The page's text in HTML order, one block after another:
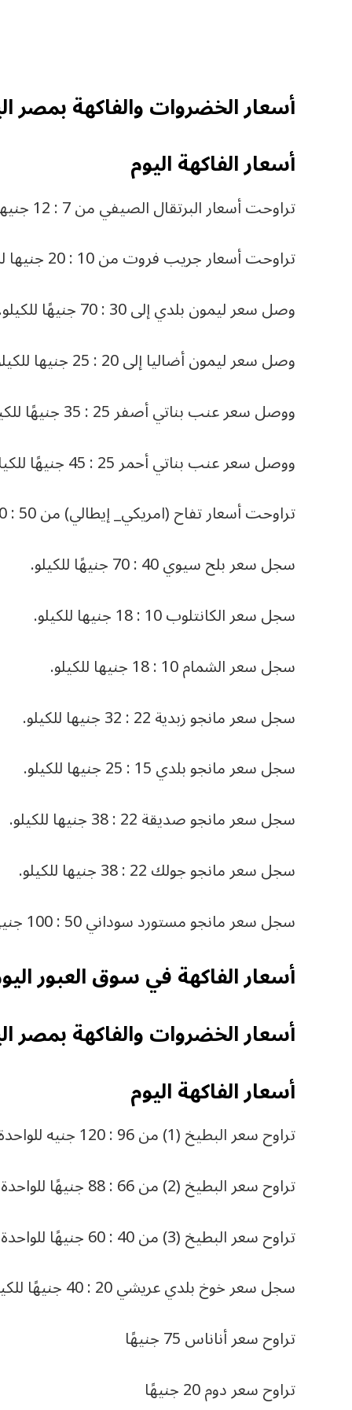
أسعار الخضروات والفاكهة بمصر
أسعار الفاكهة اليوم
تراوحت أسعار البرتقال الصيفي من 7 : 12 جنيها للكيلو (قفص).
تراوحت أسعار جريب فروت من 10 : 20 جنيها للكيلو (قفص).
وصل سعر ليمون بلدي إلى 30 : 70 جنيهًا للكيلو.
وصل سعر ليمون أضاليا إلى 20 : 25 جنيها للكيلو.
ووصل سعر عنب بناتي أصفر 25 : 35 جنيهًا للكيلو.
ووصل سعر عنب بناتي أحمر 25 : 45 جنيهًا للكيلو.
تراوحت أسعار تفاح (امريكي_ إيطالي) من 50 : 100 جنيهًا للكيلو (كرتونة 20 كيلو).
سجل سعر بلح سيوي 40 : 70 جنيهًا للكيلو.
سجل سعر الكانتلوب 10 : 18 جنيها للكيلو.
سجل سعر الشمام 10 : 18 جنيها للكيلو.
سجل سعر مانجو زبدية 22 : 32 جنيها للكيلو.
سجل سعر مانجو بلدي 15 : 25 جنيها للكيلو.
سجل سعر مانجو صديقة 22 : 38 جنيها للكيلو.
سجل سعر مانجو جولك 22 : 38 جنيها للكيلو.
سجل سعر مانجو مستورد سوداني 50 : 100 جنيهًا للكيلو.
أسعار الفاكهة في سوق العبور
أسعار الخضروات والفاكهة بمصر
أسعار الفاكهة اليوم
تراوح سعر البطيخ (1) من 96 : 120 جنيه للواحدة وزن من (8: 10 كجم).
تراوح سعر البطيخ (2) من 66 : 88 جنيهًا للواحدة وزن من (6: 8 كجم).
تراوح سعر البطيخ (3) من 40 : 60 جنيهًا للواحدة وزن من (4: 6 كجم).
سجل سعر خوخ بلدي عريشي 20 : 40 جنيهًا للكيلو
تراوح سعر أناناس 75 جنيهًا
تراوح سعر دوم 20 جنيهًا